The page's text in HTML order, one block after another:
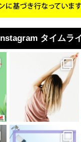
Instagram タイムラ